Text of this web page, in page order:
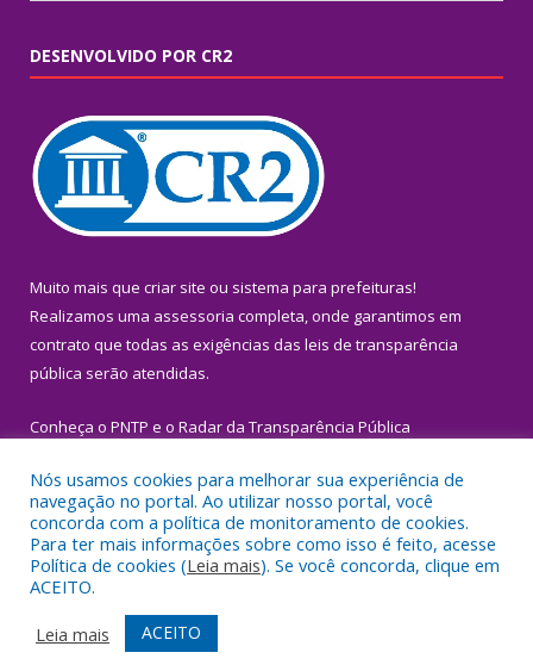
DESENVOLVIDO POR CR2
Muito mais que criar site ou sistema para prefeituras!
Realizamos uma assessoria completa, onde garantimos em
contrato que todas as exigências das leis de transparência
pública serão atendidas.
Conheça o PNTP e o Radar da Transparência Pública
Todos os direitos reservados a Prefeitura Municipal de Igarapé-
Miri.
Mapa do Site
Acessar Área Administrativa
Acessar Webmail
Nós usamos cookies para melhorar sua experiência de
navegação no portal. Ao utilizar nosso portal, você
concorda com a política de monitoramento de cookies.
Para ter mais informações sobre como isso é feito, acesse
Política de cookies (Leia mais). Se você concorda, clique em
ACEITO.
Leia mais
ACEITO